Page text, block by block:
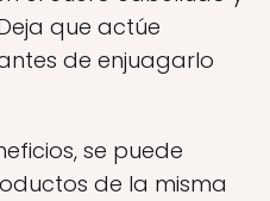
que actúe
de enjuagarlo
se puede
de la misma